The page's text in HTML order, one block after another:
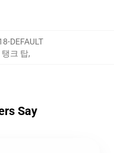
DEFAULT
탱크 탑,
Say